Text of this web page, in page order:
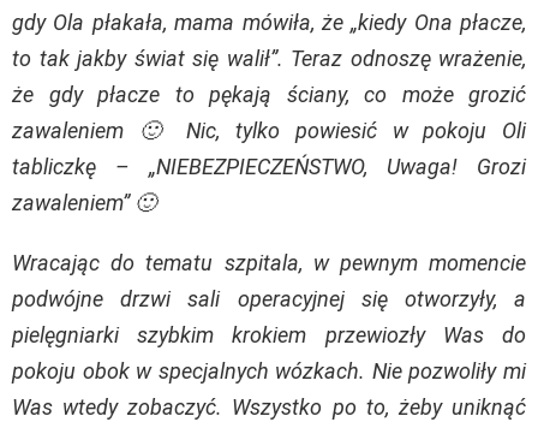
gdy Ola płakała, mama mówiła, że „kiedy Ona płacze,
to tak jakby świat się walił”. Teraz odnoszę wrażenie,
że gdy płacze to pękają ściany, co może grozić
zawaleniem 🙂 Nic, tylko powiesić w pokoju Oli
tabliczkę – „NIEBEZPIECZEŃSTWO, Uwaga! Grozi
zawaleniem” 🙂
Wracając do tematu szpitala, w pewnym momencie
podwójne drzwi sali operacyjnej się otworzyły, a
pielęgniarki szybkim krokiem przewiozły Was do
pokoju obok w specjalnych wózkach. Nie pozwoliły mi
Was wtedy zobaczyć. Wszystko po to, żeby uniknąć